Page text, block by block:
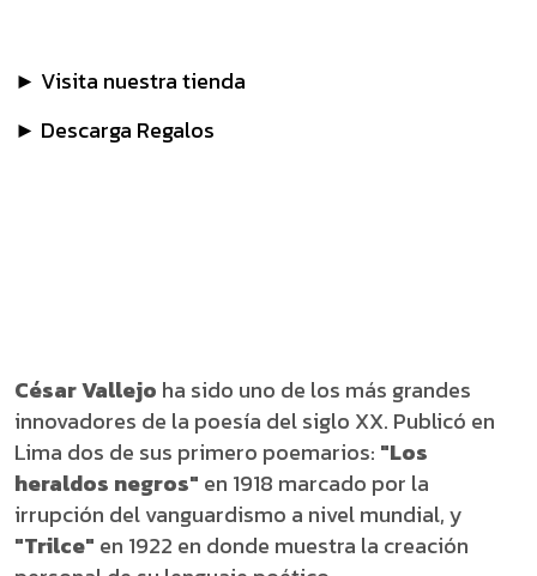
► Visita nuestra tienda
► Descarga Regalos
César Vallejo ha sido uno de los más grandes
innovadores de la poesía del siglo XX. Publicó en
Lima dos de sus primero poemarios: "Los
heraldos negros" en 1918 marcado por la
irrupción del vanguardismo a nivel mundial, y
"Trilce" en 1922 en donde muestra la creación